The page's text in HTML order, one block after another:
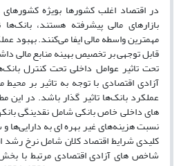
در اقتصاد اغلب کشورها بویژه
بازارهای مالی پیشرفته هستند،
مهمترین واسطه مالی ایفا می‌کنند. بهبود
قابل توجهی بر تخصیص بهینه منابع مالی
تحت تاثیر عوامل داخلی تحت کنترل
آزادی اقتصادی با توجه به تاثیر بر محیط
عملکرد بانک‌ها تاثیر گذار باشد. در این
های داخلی خاص بانکی شامل نقدینگی
نسبت هزینه‌های غیر بهره ای به دارایی‌ها و
کلیدی شرایط اقتصاد کلان شامل نرخ رشد
شاخص های آزادی اقتصادی مرتبط با